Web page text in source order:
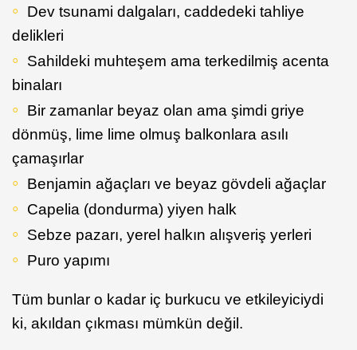
Dev tsunami dalgaları, caddedeki tahliye
delikleri
Sahildeki muhteşem ama terkedilmiş acenta
binaları
Bir zamanlar beyaz olan ama şimdi griye
dönmüş, lime lime olmuş balkonlara asılı
çamaşırlar
Benjamin ağaçları ve beyaz gövdeli ağaçlar
Capelia (dondurma) yiyen halk
Sebze pazarı, yerel halkın alışveriş yerleri
Puro yapımı
Tüm bunlar o kadar iç burkucu ve etkileyiciydi
ki, akıldan çıkması mümkün değil.